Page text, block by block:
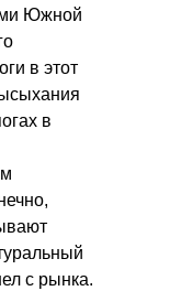
Южной
в этот
в
с рынка.